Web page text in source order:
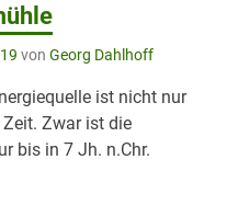
von Georg Dahlhoff
ist nicht nur
Zwar ist die
bis in 7 Jh. n.Chr.